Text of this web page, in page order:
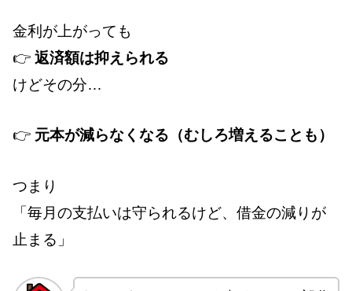
金利が上がっても
👉 返済額は抑えられる
けどその分…
👉 元本が減らなくなる（むしろ増えることも）
つまり
「毎月の支払いは守られるけど、借金の減りが
止まる」